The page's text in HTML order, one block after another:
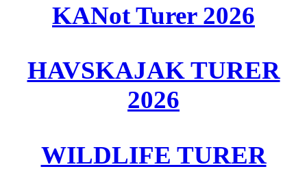
KANot Turer 2026
HAVSKAJAK TURER
2026
WILDLIFE TURER